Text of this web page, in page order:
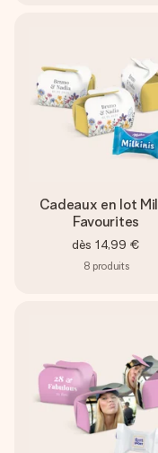
Cadeaux en lot
Favourites
dès 14,99 €
8 produits